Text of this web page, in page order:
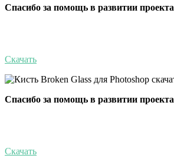
Спасибо за помощь в развитии проекта
Скачать
Спасибо за помощь в развитии проекта
Скачать